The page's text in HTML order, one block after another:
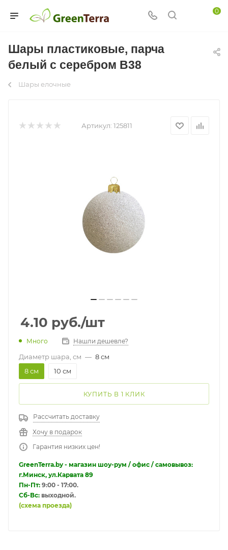
0
Шары пластиковые, парча
белый с серебром В38
Шары елочные
Артикул: 125811
4.10 руб./шт
Много Нашли дешевле?
Диаметр шара, см — 8 см
8 см
10 см
КУПИТЬ В 1 КЛИК
Рассчитать доставку
Хочу в подарок
Гарантия низких цен!
GreenTerra.by - магазин шоу-рум / офис / самовывоз:
г.Минск, ул.Карвата 89
Пн-Пт: 9:00 - 17:00.
Сб-Вс: выходной.
(схема проезда)